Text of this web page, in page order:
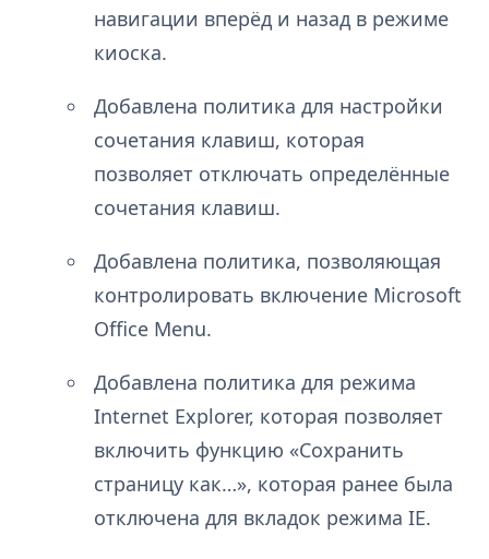
навигации вперёд и назад в режиме
киоска.
Добавлена политика для настройки
сочетания клавиш, которая
позволяет отключать определённые
сочетания клавиш.
Добавлена политика, позволяющая
контролировать включение Microsoft
Office Menu.
Добавлена политика для режима
Internet Explorer, которая позволяет
включить функцию «Сохранить
страницу как…», которая ранее была
отключена для вкладок режима IE.